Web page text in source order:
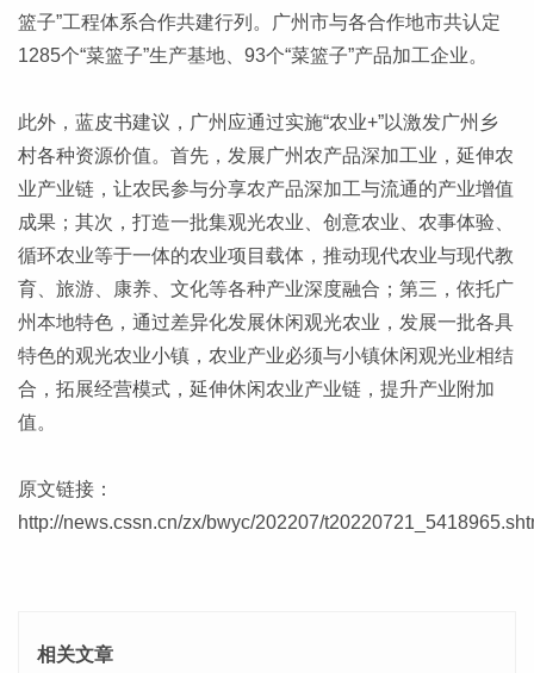
篮子”工程体系合作共建行列。广州市与各合作地市共认定
1285个“菜篮子”生产基地、93个“菜篮子”产品加工企业。
此外，蓝皮书建议，广州应通过实施“农业+”以激发广州乡
村各种资源价值。首先，发展广州农产品深加工业，延伸农
业产业链，让农民参与分享农产品深加工与流通的产业增值
成果；其次，打造一批集观光农业、创意农业、农事体验、
循环农业等于一体的农业项目载体，推动现代农业与现代教
育、旅游、康养、文化等各种产业深度融合；第三，依托广
州本地特色，通过差异化发展休闲观光农业，发展一批各具
特色的观光农业小镇，农业产业必须与小镇休闲观光业相结
合，拓展经营模式，延伸休闲农业产业链，提升产业附加
值。
原文链接：
http://news.cssn.cn/zx/bwyc/202207/
相关文章